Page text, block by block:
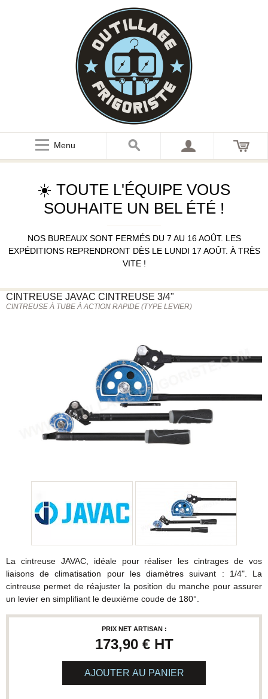
Menu
☀️ TOUTE L'ÉQUIPE VOUS
SOUHAITE UN BEL ÉTÉ !
NOS BUREAUX SONT FERMÉS DU 7 AU 16 AOÛT. LES
EXPÉDITIONS REPRENDRONT DÈS LE LUNDI 17 AOÛT. À TRÈS
VITE !
CINTREUSE JAVAC CINTREUSE 3/4"
CINTREUSE À TUBE À ACTION RAPIDE (TYPE LEVIER)
La cintreuse JAVAC, idéale pour réaliser les cintrages de vos
liaisons de climatisation pour les diamètres suivant : 1/4". La
cintreuse permet de réajuster la position du manche pour assurer
un levier en simplifiant le deuxième coude de 180°.
PRIX NET ARTISAN :
173,90 €HT
AJOUTER AU PANIER